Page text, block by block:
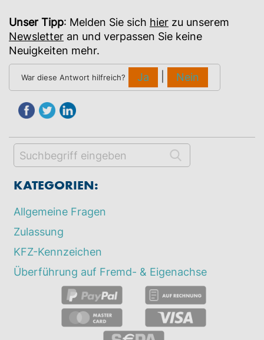
Unser Tipp: Melden Sie sich hier zu unserem
Newsletter an und verpassen Sie keine
Neuigkeiten mehr.
War diese Antwort hilfreich? Ja Nein
KATEGORIEN:
Allgemeine Fragen
Zulassung
KFZ-Kennzeichen
Überführung auf Fremd- & Eigenachse